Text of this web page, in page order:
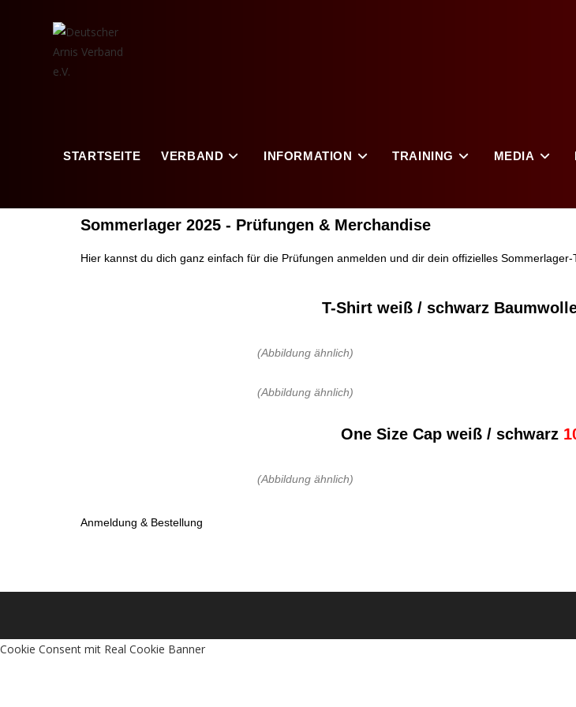
STARTSEITE VERBAND INFORMATION TRAINING MEDIA
Sommerlager 2025 - Prüfungen & Merchandise
Hier kannst du dich ganz einfach für die Prüfungen anmelden und dir dein offizielles Sommerlager-
T-Shirt weiß / schwarz
(Abbildung ähnlich)
(Abbildung ähnlich)
One Size Cap weiß / schwarz
(Abbildung ähnlich)
Anmeldung & Bestellung
Cookie Consent mit Real Cookie Banner